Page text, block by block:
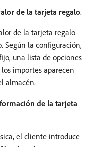
de la tarjeta regalo.
de la tarjeta regalo
Según la configuración,
una lista de opciones
los importes aparecen
almacén.
de la tarjeta
el cliente introduce